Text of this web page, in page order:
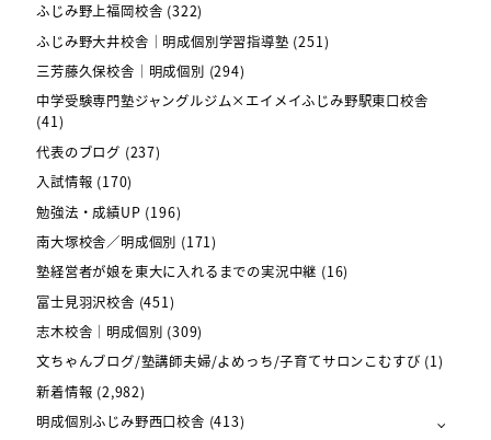
ふじみ野上福岡校舎 (322)
ふじみ野大井校舎｜明成個別学習指導塾 (251)
三芳藤久保校舎｜明成個別 (294)
中学受験専門塾ジャングルジム×エイメイふじみ野駅東口校舎
(41)
代表のブログ (237)
入試情報 (170)
勉強法・成績UP (196)
南大塚校舎／明成個別 (171)
塾経営者が娘を東大に入れるまでの実況中継 (16)
富士見羽沢校舎 (451)
志木校舎｜明成個別 (309)
文ちゃんブログ/塾講師夫婦/よめっち/子育てサロンこむすび (1)
新着情報 (2,982)
明成個別ふじみ野西口校舎 (413)